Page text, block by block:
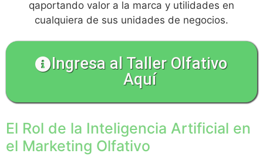
qaportando valor a la marca y utilidades en
cualquiera de sus unidades de negocios.
Ingresa al Taller Olfativo
Aquí
El Rol de la Inteligencia Artificial en
el Marketing Olfativo